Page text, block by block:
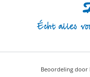
Beoordeling door